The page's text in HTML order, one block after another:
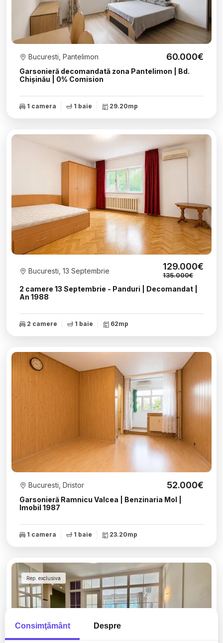
Garsonieră decomandată zona Pantelimon | Bd.
Chișinău | 0% Comision
Bucuresti, Pantelimon 60.000€
1 camera 1 baie 29.20mp
2 camere 13 Septembrie - Panduri | Decomandat |
An 1988
Bucuresti, 13 Septembrie 129.000€
135.000€
2 camere 1 baie 62mp
Garsonieră Ramnicu Valcea | Benzinaria Mol |
Imobil 1987
Bucuresti, Dristor 52.000€
1 camera 1 baie 23.20mp
Rep. exclusiva
Consimţământ Despre